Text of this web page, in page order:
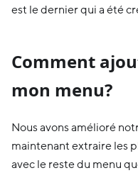
est le dernier qui a été
Comment
mon menu?
Nous avons amélioré
maintenant extraire les
avec le reste du menu